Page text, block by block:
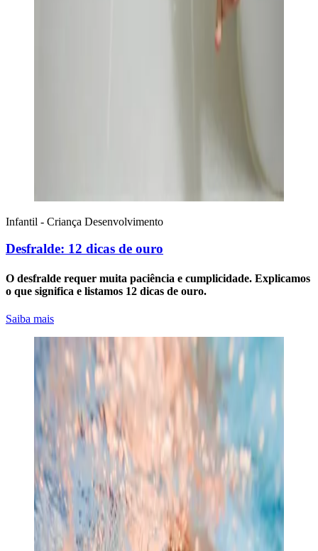
Infantil - Criança Desenvolvimento
Desfralde: 12 dicas de ouro
O desfralde requer muita paciência e cumplicidade. Explicamos
o que significa e listamos 12 dicas de ouro.
Saiba mais